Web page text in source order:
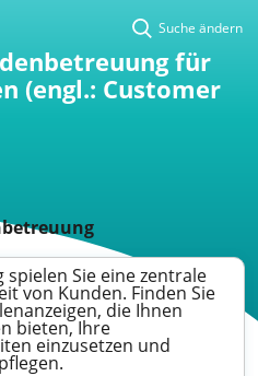
Suche ändern
für
(engl.: Customer
Sie eine zentrale
von Kunden. Finden Sie
die Ihnen
bieten, Ihre
einzusetzen und